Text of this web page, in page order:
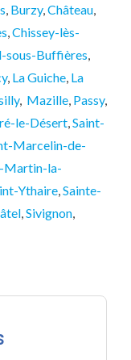
Burzy, Château,
Chissey-lès-
sous-Buffières
, La Guiche, La
, Mazille, Passy,
le-Désert, Saint-
Marcelin-de-
Martin-la-
Ythaire, Sainte-
, Sivignon,